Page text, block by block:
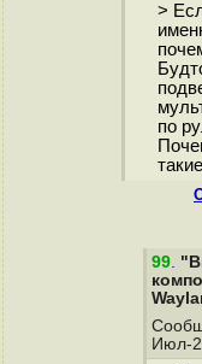
>
по
99.
Июл-